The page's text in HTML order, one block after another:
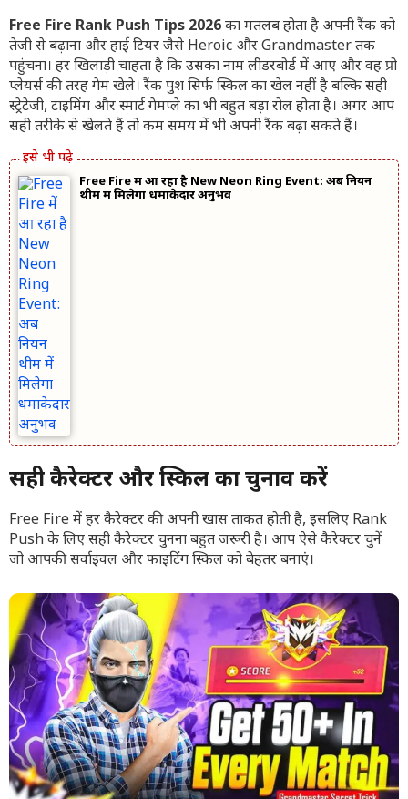
Free Fire Rank Push Tips 2026का मतलब होता है अपनी रैंक को
तेजी से बढ़ाना और हाई टियर जैसे Heroic और Grandmaster तक
पहुंचना। हर खिलाड़ी चाहता है कि उसका नाम लीडरबोर्ड में आए और वह प्रो
प्लेयर्स की तरह गेम खेले। रैंक पुश सिर्फ स्किल का खेल नहीं है बल्कि सही
स्ट्रेटेजी, टाइमिंग और स्मार्ट गेमप्ले का भी बहुत बड़ा रोल होता है। अगर आप
सही तरीके से खेलते हैं तो कम समय में भी अपनी रैंक बढ़ा सकते हैं।
Free Fire में आ रहा है New Neon Ring Event: अब नियन
थीम में मिलेगा धमाकेदार अनुभव
सही कैरेक्टर और स्किल का चुनाव करें
Free Fire में हर कैरेक्टर की अपनी खास ताकत होती है, इसलिए Rank
Push के लिए सही कैरेक्टर चुनना बहुत जरूरी है। आप ऐसे कैरेक्टर चुनें
जो आपकी सर्वाइवल और फाइटिंग स्किल को बेहतर बनाएं।